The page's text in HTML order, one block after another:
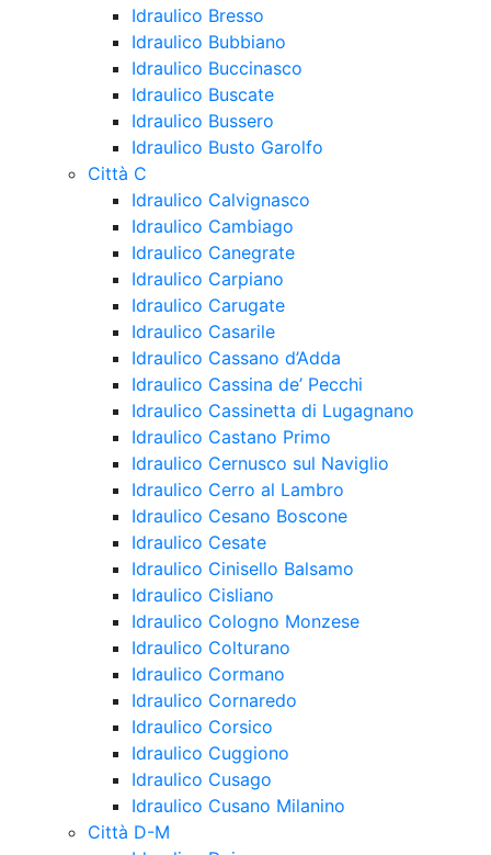
Idraulico Bresso
Idraulico Bubbiano
Idraulico Buccinasco
Idraulico Buscate
Idraulico Bussero
Idraulico Busto Garolfo
Città C
Idraulico Calvignasco
Idraulico Cambiago
Idraulico Canegrate
Idraulico Carpiano
Idraulico Carugate
Idraulico Casarile
Idraulico Cassano d’Adda
Idraulico Cassina de’ Pecchi
Idraulico Cassinetta di Lugagnano
Idraulico Castano Primo
Idraulico Cernusco sul Naviglio
Idraulico Cerro al Lambro
Idraulico Cesano Boscone
Idraulico Cesate
Idraulico Cinisello Balsamo
Idraulico Cisliano
Idraulico Cologno Monzese
Idraulico Colturano
Idraulico Cormano
Idraulico Cornaredo
Idraulico Corsico
Idraulico Cuggiono
Idraulico Cusago
Idraulico Cusano Milanino
Città D-M